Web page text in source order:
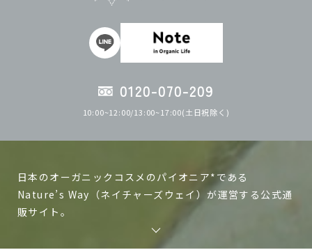
0120-070-209
10:00~12:00/13:00~17:00(土日祝除く)
日本のオーガニックコスメのパイオニア*である
Nature’s Way（ネイチャーズウェイ）が運営する公式通
販サイト。
ネイチャーズウェイの製品は日本で作る、日本人の肌に